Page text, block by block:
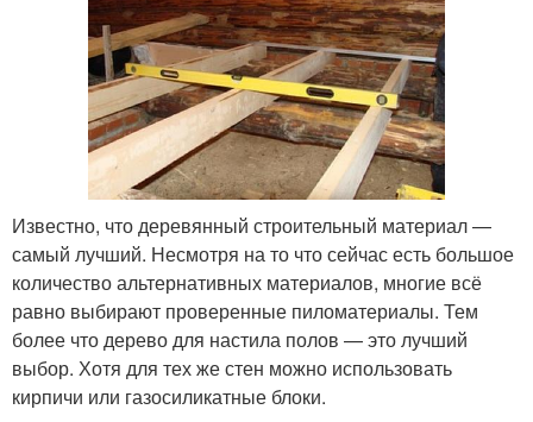
Известно, что деревянный строительный материал —
самый лучший. Несмотря на то что сейчас есть большое
количество альтернативных материалов, многие всё
равно выбирают проверенные пиломатериалы. Тем
более что дерево для настила полов — это лучший
выбор. Хотя для тех же стен можно использовать
кирпичи или газосиликатные блоки.